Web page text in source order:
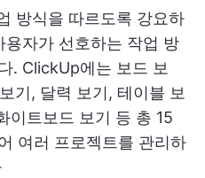
방식을 따르도록 강요하
용자가 선호하는 작업 방
. ClickUp에는 보드 보
기, 달력 보기, 테이블 보
이트보드 보기 등 총 15
여러 프로젝트를 관리하